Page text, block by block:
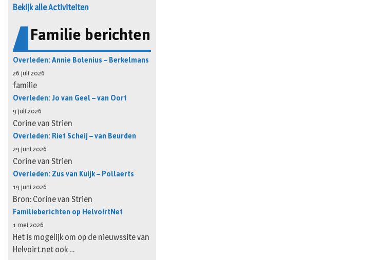
Bekijk alle Activiteiten
Familie berichten
Overleden: Annie Bolenius – Berkelmans
26 juli 2026
familie
Overleden: Jo van Geel – van Oort
9 juli 2026
Corine van Strien
Overleden: Riet Scheij – van Beurden
29 juni 2026
Corine van Strien
Overleden: Zus van Kuijk – Pollaerts
19 juni 2026
Bron: Corine van Strien
Familieberichten op HelvoirtNet
1 mei 2026
Het is mogelijk om op de nieuwssite van
Helvoirt.net ook …